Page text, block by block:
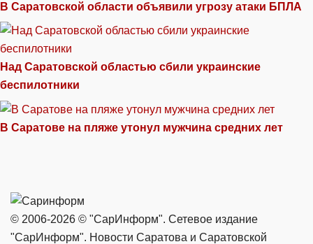
В Саратовской области объявили угрозу атаки БПЛА
Над Саратовской областью сбили украинские
беспилотники
В Саратове на пляже утонул мужчина средних лет
© 2006-2026 © "СарИнформ". Сетевое издание
"СарИнформ". Новости Саратова и Саратовской